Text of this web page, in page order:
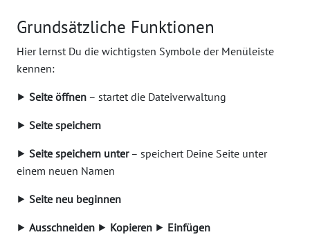
Grundsätzliche Funktionen
Hier lernst Du die wichtigsten Symbole der Menüleiste
kennen:
⯈ Seite öffnen – startet die Dateiverwaltung
⯈ Seite speichern
⯈ Seite speichern unter– speichert Deine Seite unter
einem neuen Namen
⯈ Seite neu beginnen
⯈ Ausschneiden ⯈ Kopieren ⯈ Einfügen